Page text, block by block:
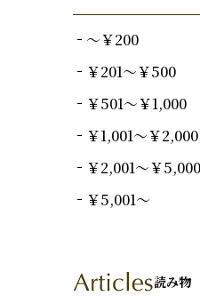
～￥200
￥201～￥500
￥501～￥1,000
￥1,001～￥2,000
￥2,001～￥5,000
￥5,001～
読み物